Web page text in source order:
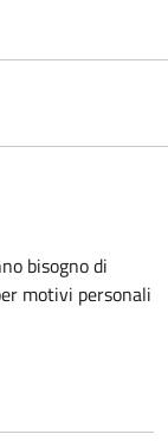
bisogno di
motivi personali